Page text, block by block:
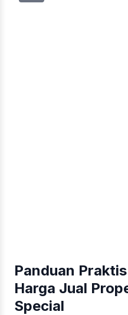
Panduan
Harga Jual
Special